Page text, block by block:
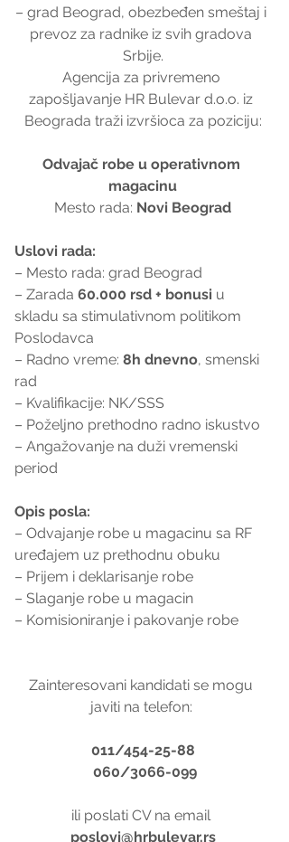
– grad Beograd, obezbeđen smeštaj i
prevoz za radnike iz svih gradova
Srbije.
Agencija za privremeno
zapošljavanje HR Bulevar d.o.o. iz
Beograda traži izvršioca za poziciju:
Odvajač robe u operativnom
magacinu
Mesto rada: Novi Beograd
Uslovi rada:
– Mesto rada: grad Beograd
– Zarada 60.000 rsd + bonusi u
skladu sa stimulativnom politikom
Poslodavca
– Radno vreme: 8h dnevno, smenski
rad
– Kvalifikacije: NK/SSS
– Poželjno prethodno radno iskustvo
– Angažovanje na duži vremenski
period
Opis posla:
– Odvajanje robe u magacinu sa RF
uređajem uz prethodnu obuku
– Prijem i deklarisanje robe
– Slaganje robe u magacin
– Komisioniranje i pakovanje robe
Zainteresovani kandidati se mogu
javiti na telefon:
011/454-25-88
060/3066-099
ili poslati CV na email
poslovi@hrbulevar.rs